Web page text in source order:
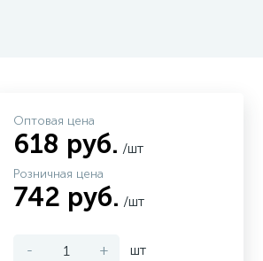
Оптовая цена
618 руб. /шт
Розничная цена
742 руб. /шт
- + шт